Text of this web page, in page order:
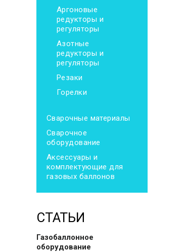
Аргоновые
редукторы и
регуляторы
Азотные
редукторы и
регуляторы
Резаки
Горелки
Сварочные материалы
Сварочное
оборудование
Аксессуары и
комплектующие для
газовых баллонов
СТАТЬИ
Газобаллонное
оборудование